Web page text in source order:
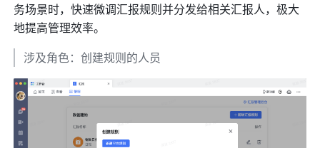
务场景时，快速微调汇报规则并分发给相关汇报人，极大
地提高管理效率。
涉及角色：创建规则的人员